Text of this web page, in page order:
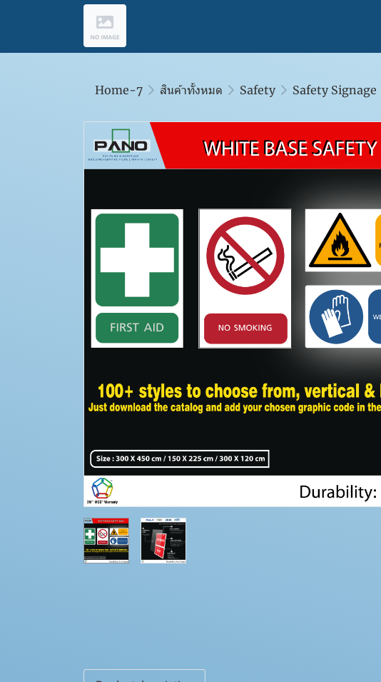
Home-7 สินค้าทั้งหมด Safety Safety Signage